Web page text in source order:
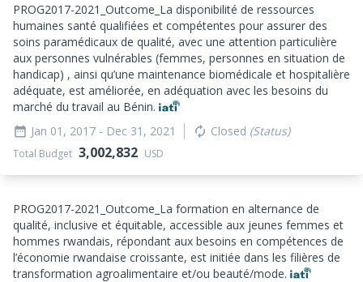
PROG2017-2021_ Outcome_ La disponibilité de ressources
humaines santé qualifiées et compétentes pour assurer des
soins paramédicaux de qualité, avec une attention particulière
aux personnes vulnérables (femmes, personnes en situation de
handicap) , ainsi qu’une maintenance biomédicale et hospitalière
adéquate, est améliorée, en adéquation avec les besoins du
marché du travail au Bénin.
date_range Jan 01, 2017 - Dec 31, 2021 autorenew Closed (Status)
Total Budget 3,002,832 USD
PROG2017-2021_ Outcome_ La formation en alternance de
qualité, inclusive et équitable, accessible aux jeunes femmes et
hommes rwandais, répondant aux besoins en compétences de
l’économie rwandaise croissante, est initiée dans les filières de
transformation agroalimentaire et/ou beauté/mode.